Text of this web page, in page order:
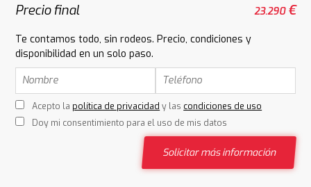
Precio final 23.290€
Te contamos todo, sin rodeos. Precio, condiciones y
disponibilidad en un solo paso.
Acepto la política de privacidad y las condiciones de uso
Doy mi consentimiento para el uso de mis datos
Solicitar más información